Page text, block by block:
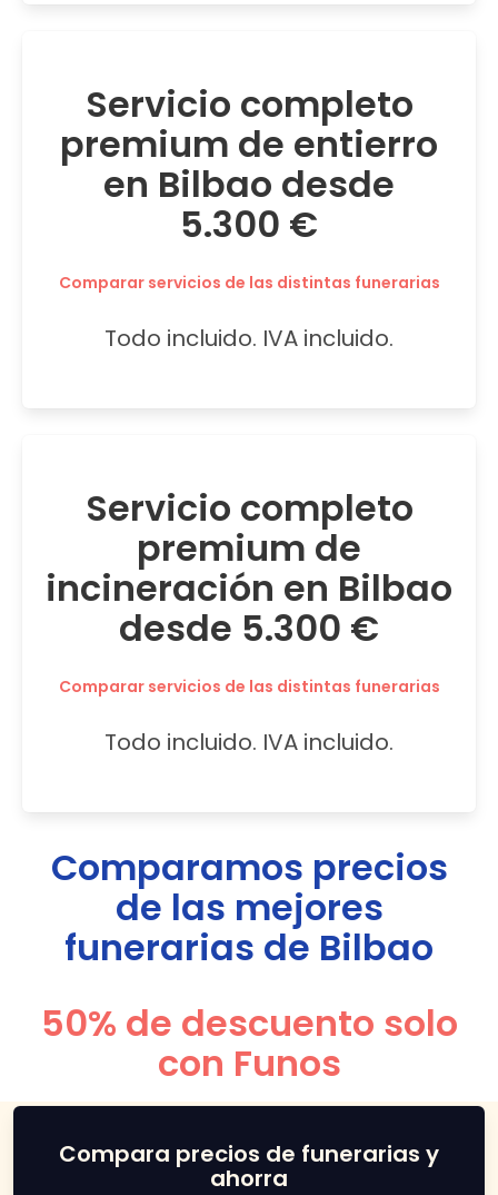
Servicio completo
premium de entierro
en Bilbao desde
5.300 €
Comparar servicios de las distintas funerarias
Todo incluido. IVA incluido.
Servicio completo
premium de
incineración en Bilbao
desde 5.300 €
Comparar servicios de las distintas funerarias
Todo incluido. IVA incluido.
Comparamos precios
de las mejores
funerarias de Bilbao
50% de descuento solo
con Funos
Compara precios de funerarias y
ahorra